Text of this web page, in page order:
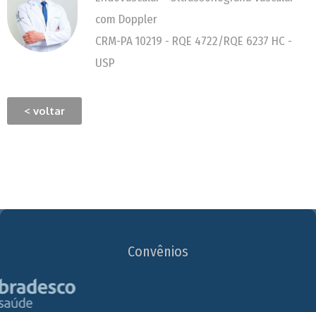
com Doppler
CRM-PA 10219 - RQE 4722/RQE 6237 HC -
USP
< voltar
Convênios